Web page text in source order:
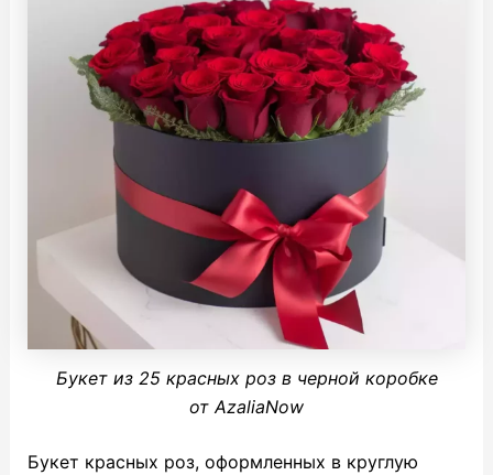
Букет из 25 красных роз в черной коробке
от AzaliaNow
Букет красных роз, оформленных в круглую